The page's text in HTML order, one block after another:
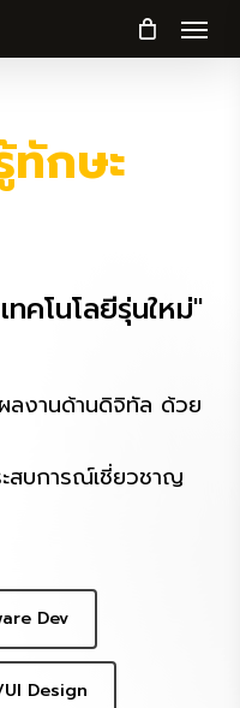
Menu
ทักษะ
บการณ์เชี่ยวชาญ
Dev
Design